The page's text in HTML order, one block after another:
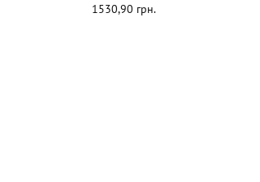
1530,90 грн.